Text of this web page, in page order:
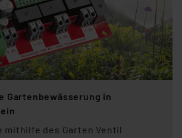
Gartenbewässerung in
mithilfe des Garten Ventil